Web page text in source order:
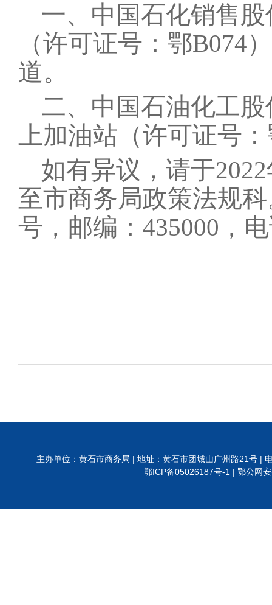
一、中国石化销售
（许可证号： 鄂B074）
道。
二、中国石油化工
上加油站（许可证号：
如有异议，请于2022
至市商务局政策法规
号，邮编： 435000 ，
主办单位：黄石市商务局 | 地址：黄石市团城山广州路21号 |
鄂ICP备05026187号-1 | 鄂公网